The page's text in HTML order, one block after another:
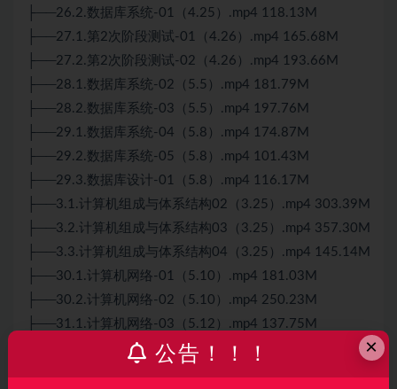
├──26.2.数据库系统-01（4.25）.mp4 118.13M
├──27.1.第2次阶段测试-01（4.26）.mp4 165.68M
├──27.2.第2次阶段测试-02（4.26）.mp4 193.66M
├──28.1.数据库系统-02（5.5）.mp4 181.79M
├──28.2.数据库系统-03（5.5）.mp4 197.76M
├──29.1.数据库系统-04（5.8）.mp4 174.87M
├──29.2.数据库系统-05（5.8）.mp4 101.43M
├──29.3.数据库设计-01（5.8）.mp4 116.17M
├──3.1.计算机组成与体系结构02（3.25）.mp4 303.39M
├──3.2.计算机组成与体系结构03（3.25）.mp4 357.30M
├──3.3.计算机组成与体系结构04（3.25）.mp4 145.14M
├──30.1.计算机网络-01（5.10）.mp4 181.03M
├──30.2.计算机网络-02（5.10）.mp4 250.23M
├──31.1.计算机网络-03（5.12）.mp4 137.75M
├──31.2.信息安全-01（5.12）.mp4 32.59M
×
公告！！！